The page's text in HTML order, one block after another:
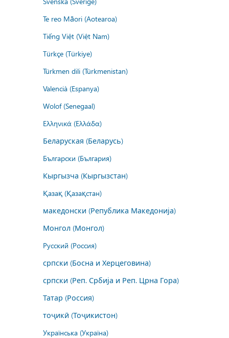
Te reo Māori (Aotearoa)
Tiếng Việt (Việt Nam)
Türkçe (Türkiye)
Türkmen dili (Türkmenistan)
Valencià (Espanya)
Wolof (Senegaal)
Ελληνικά (Ελλάδα)
Беларуская (Беларусь)
Български (България)
Кыргызча (Кыргызстан)
Қазақ (Қазақстан)
македонски (Република Македонија)
Монгол (Монгол)
Русский (Россия)
српски (Босна и Херцеговина)
српски (Реп. Србија и Реп. Црна Гора)
Татар (Россия)
тоҷикӣ (Тоҷикистон)
Українська (Україна)